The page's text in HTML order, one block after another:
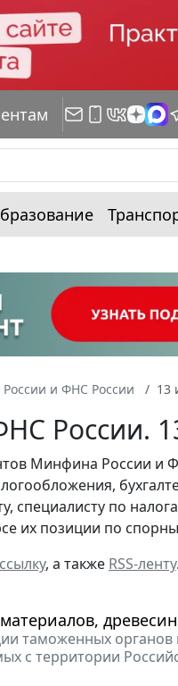
и ФНС России 13
России.
Минфина России и
специалисту по
их позиции по
, а также RSS-ленту.
таможенных
с территории